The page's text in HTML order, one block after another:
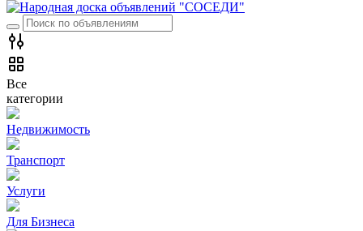
Все
категории
Недвижимость
Транспорт
Услуги
Для Бизнеса